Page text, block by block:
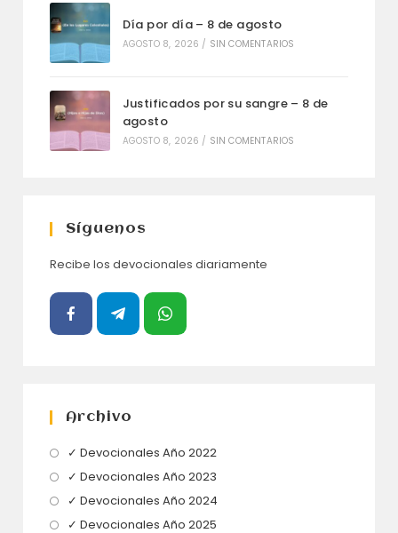
Día por día – 8 de agosto
AGOSTO 8, 2026 / SIN COMENTARIOS
Justificados por su sangre – 8 de
agosto
AGOSTO 8, 2026 / SIN COMENTARIOS
Síguenos
Recibe los devocionales diariamente
Archivo
✓ Devocionales Año 2022Se
✓ Devocionales Año 2023
abre
✓ Devocionales Año 2024
✓ Devocionales Año 2025